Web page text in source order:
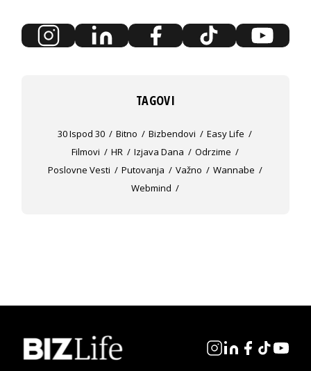
TAGOVI
30 Ispod 30 Bitno Bizbendovi
Easy Life
Filmovi
HR Izjava Dana
Odrzime
Poslovne Vesti
Putovanja Važno
Wannabe
Webmind